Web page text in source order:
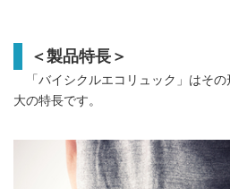
＜製品特長＞
「バイシクルエコリュック」はその
大の特長です。